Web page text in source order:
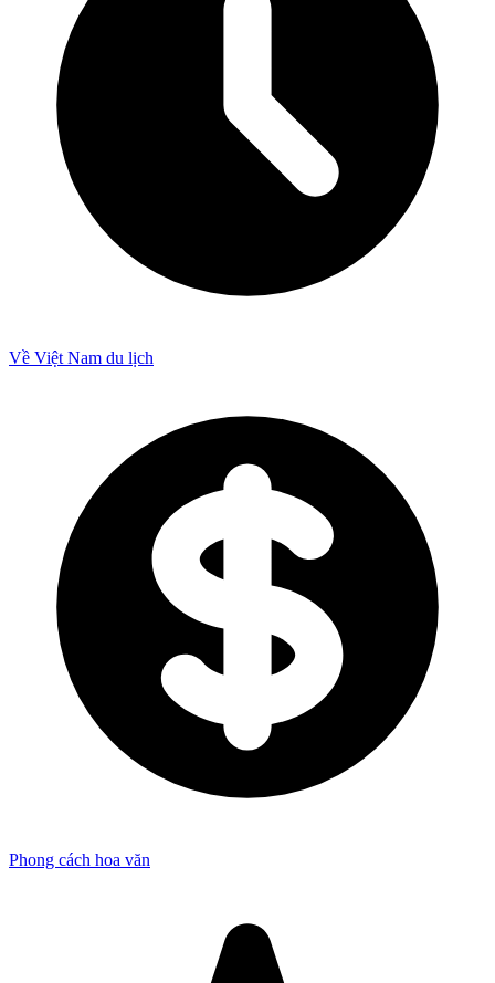
Về Việt Nam du lịch
Phong cách hoa văn